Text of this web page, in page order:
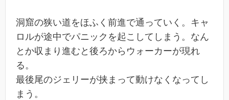
洞窟の狭い道をほふく前進で通っていく。キャ
ロルが途中でパニックを起こしてしまう。なん
とか収まり進むと後ろからウォーカーが現れ
る。
最後尾のジェリーが挟まって動けなくなってし
まう。